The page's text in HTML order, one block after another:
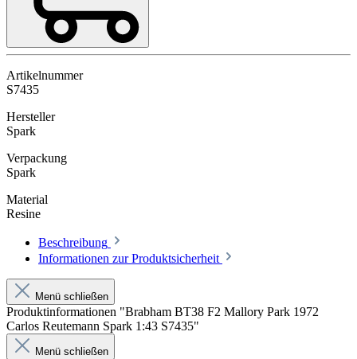
Artikelnummer
S7435
Hersteller
Spark
Verpackung
Spark
Material
Resine
Beschreibung
Informationen zur Produktsicherheit
Menü schließen
Produktinformationen "Brabham BT38 F2 Mallory Park 1972
Carlos Reutemann Spark 1:43 S7435"
Menü schließen